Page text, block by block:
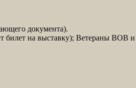
документа).
билет на выставку); Ветераны ВОВ